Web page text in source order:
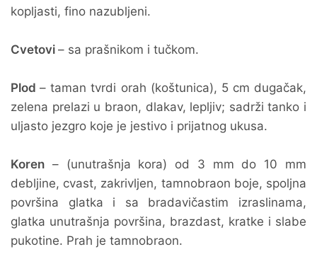
kopljasti, fino nazubljeni.
Cvetovi – sa prašnikom i tučkom.
Plod– taman tvrdi orah (koštunica), 5 cm dugačak,
zelena prelazi u braon, dlakav, lepljiv; sadrži tanko i
uljasto jezgro koje je jestivo i prijatnog ukusa.
Koren – (unutrašnja kora) od 3 mm do 10 mm
debljine, cvast, zakrivljen, tamnobraon boje, spoljna
površina glatka i sa bradavičastim izraslinama,
glatka unutrašnja površina, brazdast, kratke i slabe
pukotine. Prah je tamnobraon.